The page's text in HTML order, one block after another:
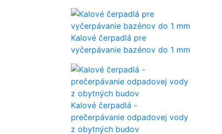
Kalové čerpadlá pre
vyčerpávanie bazénov do 1 mm
Kalové čerpadlá -
prečerpávanie odpadovej vody
z obytných budov